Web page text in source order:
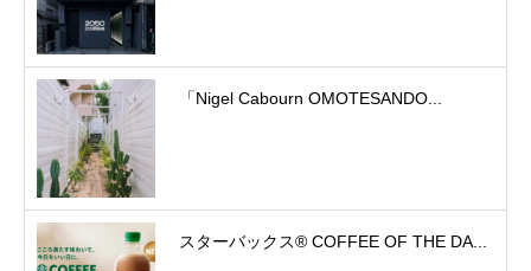
「Nigel Cabourn OMOTESANDO...
スターバックス® COFFEE OF THE DA...